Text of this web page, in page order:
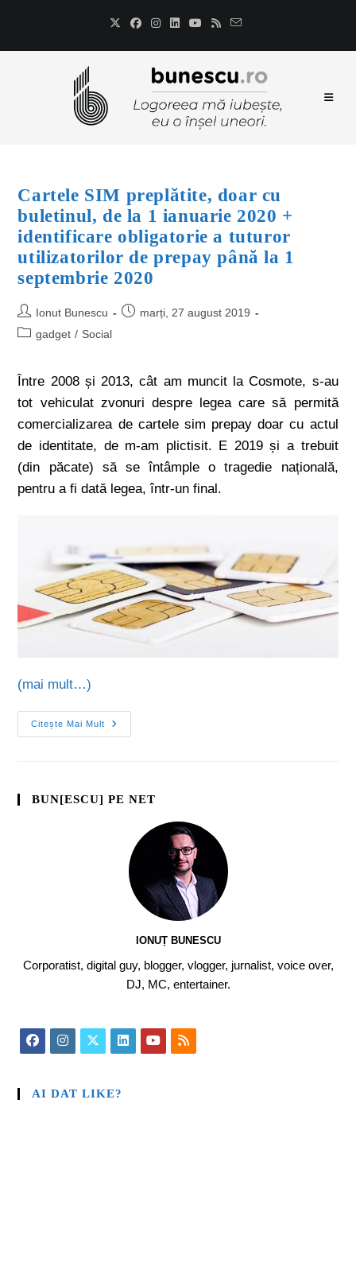
Cartele SIM preplătite, doar cu
buletinul, de la 1 ianuarie 2020 +
identificare obligatorie a tuturor
utilizatorilor de prepay până la 1
septembrie 2020
Ionut Bunescu
marți, 27 august 2019
gadget / Social
Între 2008 și 2013, cât am muncit la Cosmote, s-au
tot vehiculat zvonuri despre legea care să permită
comercializarea de cartele sim prepay doar cu actul
de identitate, de m-am plictisit. E 2019 și a trebuit
(din păcate) să se întâmple o tragedie națională,
pentru a fi dată legea, într-un final.
(mai mult…)
Citește Mai Mult
BUN[ESCU] PE NET
IONUȚ BUNESCU
Corporatist, digital guy, blogger, vlogger, jurnalist, voice over,
DJ, MC, entertainer.
AI DAT LIKE?